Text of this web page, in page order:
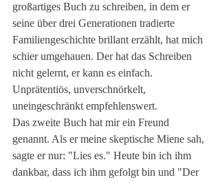
großartiges Buch zu schreiben, in dem er
seine über drei Generationen tradierte
Familiengeschichte brillant erzählt, hat mich
schier umgehauen. Der hat das Schreiben
nicht gelernt, er kann es einfach.
Unprätentiös, unverschnörkelt,
uneingeschränkt empfehlenswert.
Das zweite Buch hat mir ein Freund
genannt. Als er meine skeptische Miene sah,
sagte er nur: "Lies es." Heute bin ich ihm
dankbar, dass ich ihm gefolgt bin und "Der